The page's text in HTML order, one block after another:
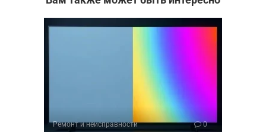
Ремонт и неисправности 0